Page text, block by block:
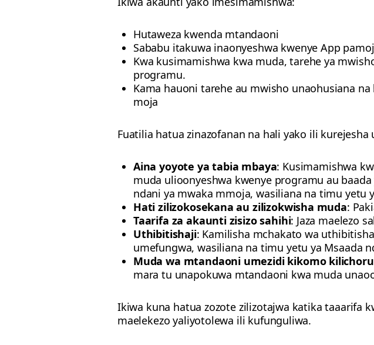
Hutaweza kwenda mtandaoni
Sababu itakuwa inaonyeshwa kwenye App
Kwa kusimamishwa kwa muda, tarehe ya
programu.
Kama hauoni tarehe au mwisho unaohusiana
moja
Fuatilia hatua zinazofanan na hali yako ili kurejesha
Aina yoyote ya tabia mbaya: Kusimamishwa
muda ulioonyeshwa kwenye programu au
ndani ya mwaka mmoja, wasiliana na timu yetu
Hati zilizokosekana au zilizokwisha muda:
Taarifa za akaunti zisizo sahihi: Jaza maelezo
Uthibitishaji: Kamilisha mchakato wa
umefungwa, wasiliana na timu yetu ya Msaada
Muda wa mtandaoni umezidi kikomo
mara tu unapokuwa mtandaoni kwa muda
Ikiwa kuna hatua zozote zilizotajwa katika taaarifa
maelekezo yaliyotolewa ili kufunguliwa.